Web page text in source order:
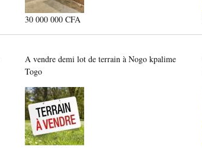
30 000 000 CFA
A vendre demi lot de terrain à Nogo kpalime
Togo